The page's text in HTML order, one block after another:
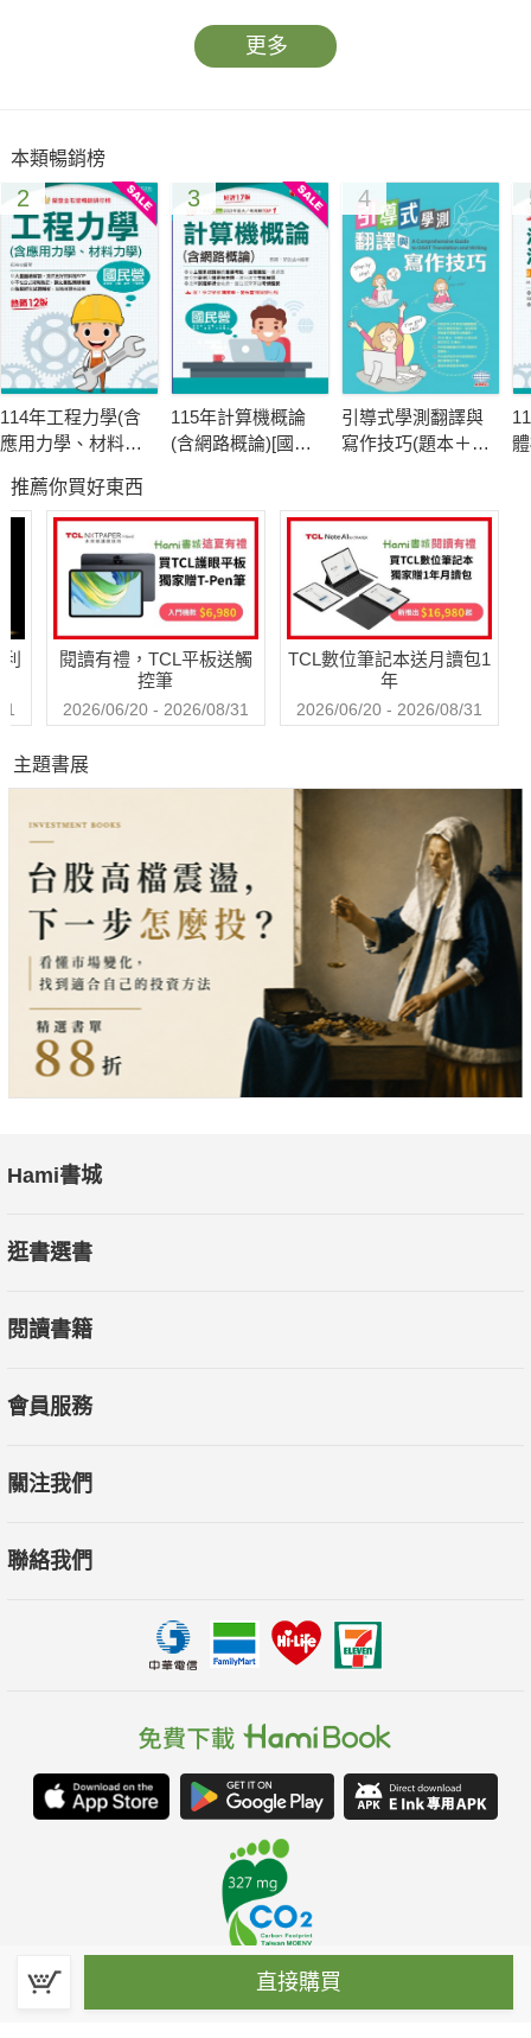
更多
本類暢銷榜
2
114年工程力學(含
應用力學、材料力
3
115年計算機概論
(含網路概論)[國民
4
引導式學測翻譯與
寫作技巧(題本＋解
推薦你買好東西
閱讀有禮，TCL平板送觸
控筆
2026/06/20 - 2026/08/31
TCL數位筆記本送月讀包1
年
2026/06/20 - 2026/08/31
直接購買
主題書展
Hami書城
逛書選書
閱讀書籍
會員服務
關注我們
聯絡我們